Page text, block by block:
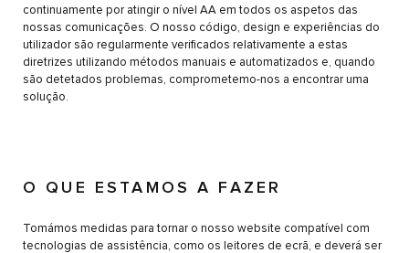
continuamente por atingir o nível AA em todos os aspetos das
nossas comunicações. O nosso código, design e experiências do
utilizador são regularmente verificados relativamente a estas
diretrizes utilizando métodos manuais e automatizados e, quando
são detetados problemas, comprometemo-nos a encontrar uma
solução.
O QUE ESTAMOS A FAZER
Tomámos medidas para tornar o nosso website compatível com
tecnologias de assistência, como os leitores de ecrã, e deverá ser